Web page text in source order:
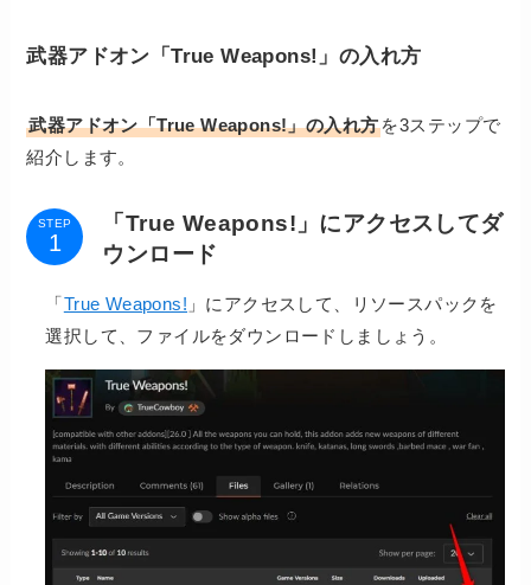
武器アドオン「True Weapons!」の入れ方
武器アドオン「True Weapons!」の入れ方 を3ステップで
紹介 します。
STEP
「True Weapons!」にアクセスしてダ
ウンロード
「True Weapons! 」にアクセスして、リソースパックを
選択して、ファイルをダウンロードしましょう。